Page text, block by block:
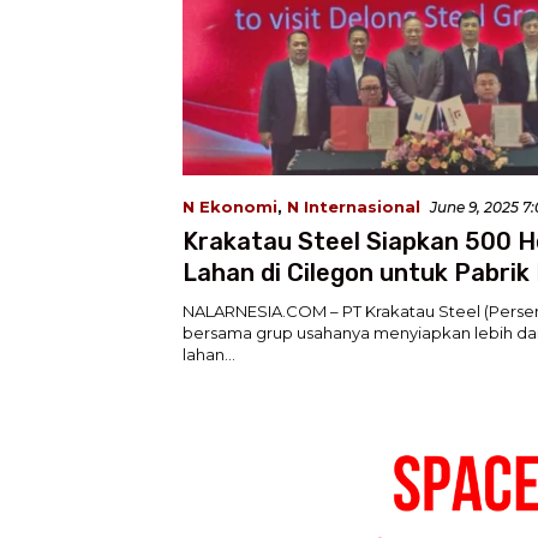
N Ekonomi, N Internasional June 9, 2025
Krakatau Steel Siapkan 500
Lahan di Cilegon untuk Pabrik
Steel
NALARNESIA.COM – PT Krakatau Steel
bersama grup usahanya menyiapkan lebih
lahan…